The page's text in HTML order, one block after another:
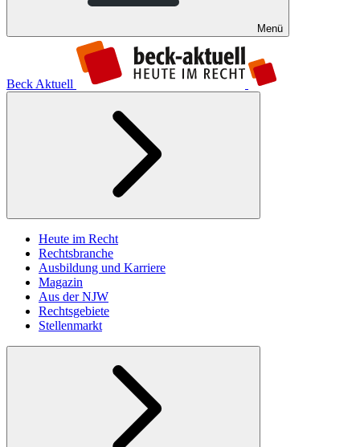
Menü
Beck Aktuell
Heute im Recht
Rechtsbranche
Ausbildung und Karriere
Magazin
Aus der NJW
Rechtsgebiete
Stellenmarkt